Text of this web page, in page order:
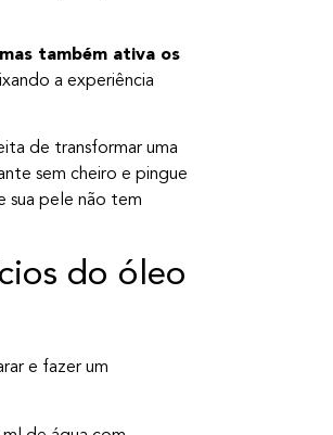
também ativa os
a experiência
de transformar uma
sem cheiro e pingue
sua pele não tem
do óleo
e fazer um